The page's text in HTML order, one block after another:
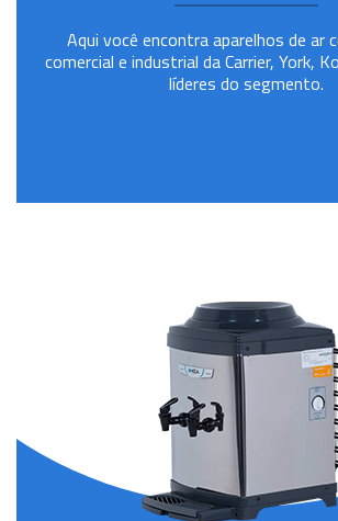
Aqui você encontra aparelhos de ar
comercial e industrial da Carrier, York,
líderes do segmento.